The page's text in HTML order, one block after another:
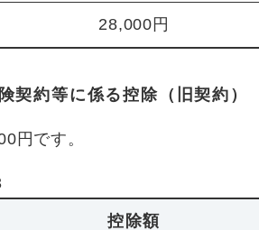
28,000円
契約等に係る控除（旧契約）
円です。
控除額